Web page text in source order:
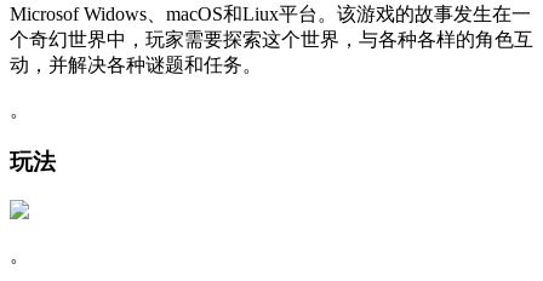
Microsof Widows、macOS和Liux平台。该游戏的故事发生在一
个奇幻世界中，玩家需要探索这个世界，与各种各样的角色互
动，并解决各种谜题和任务。
。
玩法
。